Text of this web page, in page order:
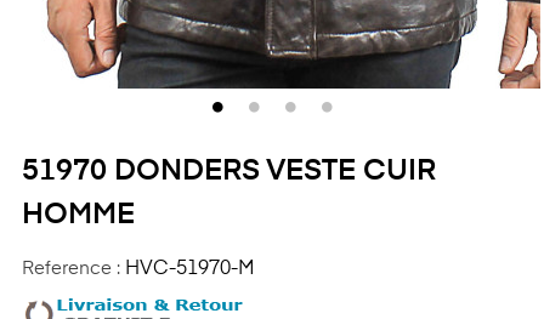
51970 DONDERS VESTE CUIR
HOMME
Reference : HVC-51970-M